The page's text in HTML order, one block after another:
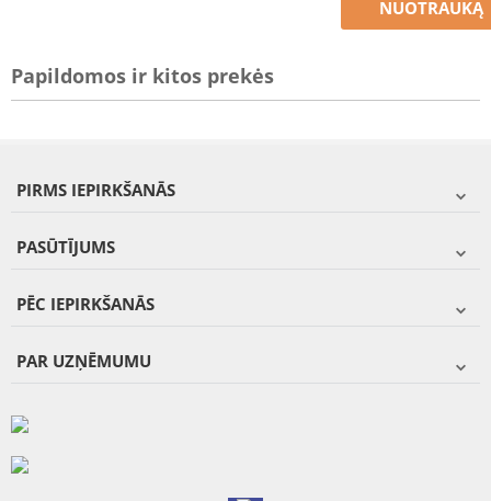
NUOTRAUKĄ
Papildomos ir kitos prekės
PIRMS IEPIRKŠANĀS
PASŪTĪJUMS
PĒC IEPIRKŠANĀS
PAR UZŅĒMUMU